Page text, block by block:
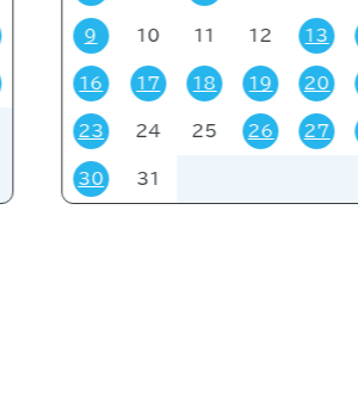
関係者 一般 事前申し込み
9 10 11 12 13
16 17 18 19 20
23 24 25 26 27
30 31